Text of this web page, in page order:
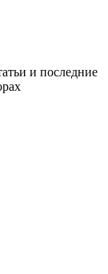
и последние